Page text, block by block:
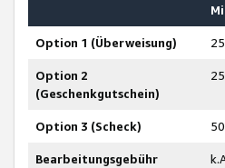
Option 1 (Überweisung)
Option 2
(Geschenkgutschein)
Option 3 (Scheck)
Bearbeitungsgebühr